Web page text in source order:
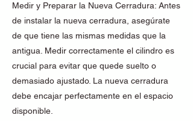
Medir y Preparar la Nueva Cerradura: Antes
de instalar la nueva cerradura, asegúrate
de que tiene las mismas medidas que la
antigua. Medir correctamente el cilindro es
crucial para evitar que quede suelto o
demasiado ajustado. La nueva cerradura
debe encajar perfectamente en el espacio
disponible.